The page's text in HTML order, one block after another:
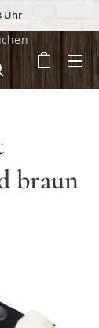
Uhr
braun